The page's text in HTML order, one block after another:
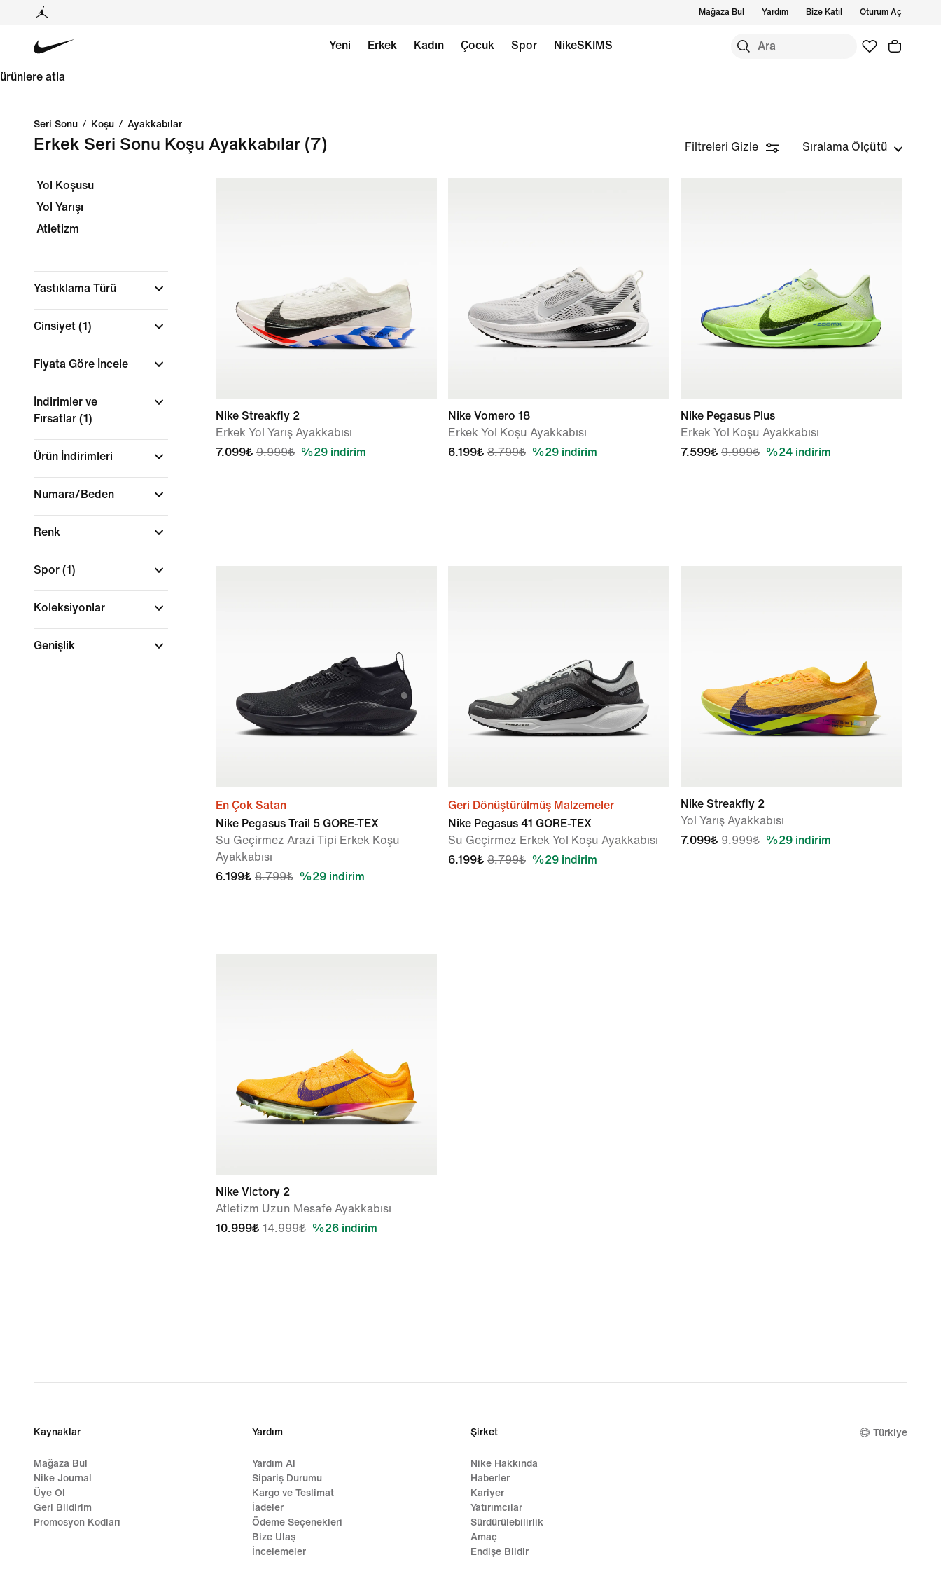
Mağaza Bul Yardım Bize Katıl Oturum Aç
Yeni Erkek Kadın Çocuk Spor NikeSKIMS
ürünlere atla
Seri Sonu / Koşu / Ayakkabılar
Erkek Seri Sonu Koşu Ayakkabılar (7) Filtreleri Gizle Sıralama Ölçütü
Yol Koşusu
Yol Yarışı
Atletizm
Yastıklama Türü
Cinsiyet (1)
Fiyata Göre İncele
İndirimler ve
Fırsatlar (1)
Ürün İndirimleri
Numara/Beden
Renk
Spor (1)
Koleksiyonlar
Genişlik
Nike Streakfly 2
Erkek Yol Yarış Ayakkabısı
7.099₺ 9.999₺ %29 indirim
Nike Vomero 18
Erkek Yol Koşu Ayakkabısı
6.199₺ 8.799₺ %29 indirim
Nike Pegasus Plus
Erkek Yol Koşu Ayakkabısı
7.599₺ 9.999₺ %24 indirim
En Çok Satan
Nike Pegasus Trail 5 GORE-TEX
Su Geçirmez Arazi Tipi Erkek Koşu
Ayakkabısı
6.199₺ 8.799₺ %29 indirim
Geri Dönüştürülmüş Malzemeler
Nike Pegasus 41 GORE-TEX
Su Geçirmez Erkek Yol Koşu Ayakkabısı
6.199₺ 8.799₺ %29 indirim
Nike Streakfly 2
Yol Yarış Ayakkabısı
7.099₺ 9.999₺ %29 indirim
Nike Victory 2
Atletizm Uzun Mesafe Ayakkabısı
10.999₺ 14.999₺ %26 indirim
Kaynaklar
Mağaza Bul
Nike Journal
Üye Ol
Geri Bildirim
Promosyon Kodları
Yardım
Yardım Al
Sipariş Durumu
Kargo ve Teslimat
İadeler
Ödeme Seçenekleri
Bize Ulaş
İncelemeler
Şirket
Nike Hakkında
Haberler
Kariyer
Yatırımcılar
Sürdürülebilirlik
Amaç
Endişe Bildir
Türkiye